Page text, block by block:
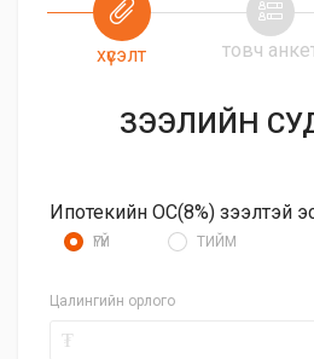
хүсэлт товч
ЗЭЭЛИЙН
Ипотекийн ОС(8%) зээлтэй
ҮГҮЙ ТИЙМ
Цалингийн орлого
₮